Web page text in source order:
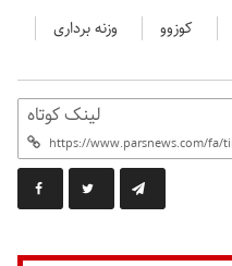
کوزوو
وزنه برداری
لینک کوتاه